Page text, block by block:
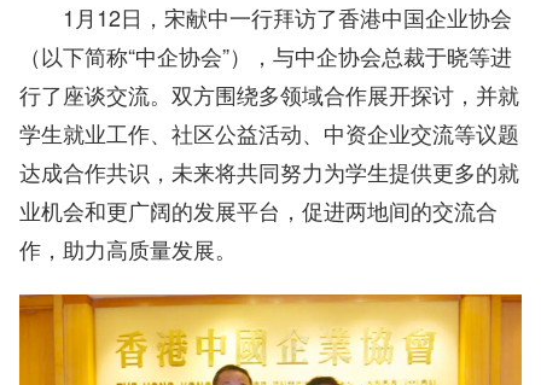
1月12日，宋献中一行拜访了香港中国企业协会
（以下简称“中企协会”），与中企协会总裁于晓等进
行了座谈交流。双方围绕多领域合作展开探讨，并就
学生就业工作、社区公益活动、中资企业交流等议题
达成合作共识，未来将共同努力为学生提供更多的就
业机会和更广阔的发展平台，促进两地间的交流合
作，助力高质量发展。